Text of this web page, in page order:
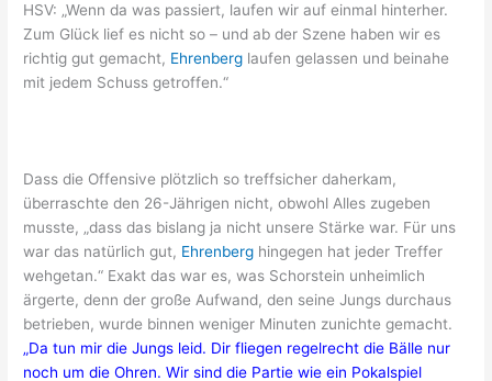
HSV: „Wenn da was passiert, laufen wir auf einmal hinterher.
Zum Glück lief es nicht so – und ab der Szene haben wir es
richtig gut gemacht, Ehrenberg laufen gelassen und beinahe
mit jedem Schuss getroffen.“
Dass die Offensive plötzlich so treffsicher daherkam,
überraschte den 26-Jährigen nicht, obwohl Alles zugeben
musste, „dass das bislang ja nicht unsere Stärke war. Für uns
war das natürlich gut, Ehrenberg hingegen hat jeder Treffer
wehgetan.“ Exakt das war es, was Schorstein unheimlich
ärgerte, denn der große Aufwand, den seine Jungs durchaus
betrieben, wurde binnen weniger Minuten zunichte gemacht.
„Da tun mir die Jungs leid. Dir fliegen regelrecht die Bälle nur
noch um die Ohren. Wir sind die Partie wie ein Pokalspiel